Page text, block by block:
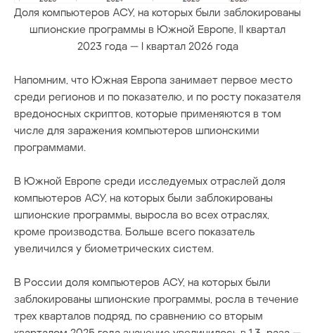
Доля компьютеров АСУ, на которых были заблокированы
шпионские программы в Южной Европе, II квартал
2023 года — I квартал 2026 года
Напомним, что Южная Европа занимает первое место
среди регионов и по показателю, и по росту показателя
вредоносных скриптов, которые применяются в том
числе для заражения компьютеров шпионскими
программами.
В Южной Европе среди исследуемых отраслей доля
компьютеров АСУ, на которых были заблокированы
шпионские программы, выросла во всех отраслях,
кроме производства. Больше всего показатель
увеличился у биометрических систем.
В России доля компьютеров АСУ, на которых были
заблокированы шпионские программы, росла в течение
трех кварталов подряд, по сравнению со вторым